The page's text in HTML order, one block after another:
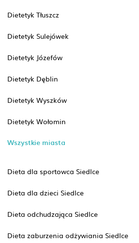
Dietetyk Tłuszcz
Dietetyk Sulejówek
Dietetyk Józefów
Dietetyk Dęblin
Dietetyk Wyszków
Dietetyk Wołomin
Wszystkie miasta
Dieta dla sportowca Siedlce
Dieta dla dzieci Siedlce
Dieta odchudzająca Siedlce
Dieta zaburzenia odżywiania Siedlce